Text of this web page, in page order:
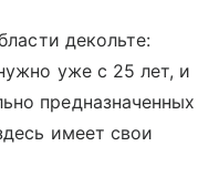
декольте:
уже с 25 лет, и
предназначенных
имеет свои